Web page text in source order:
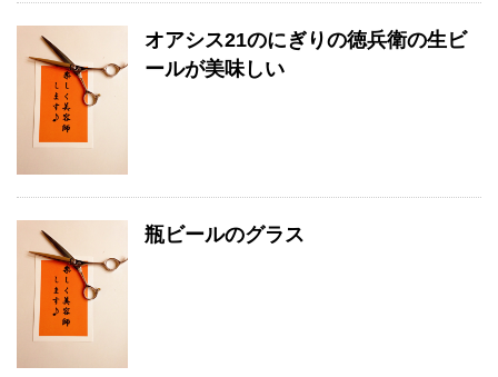
オアシス21のにぎりの徳兵衛の生ビ
ールが美味しい
瓶ビールのグラス